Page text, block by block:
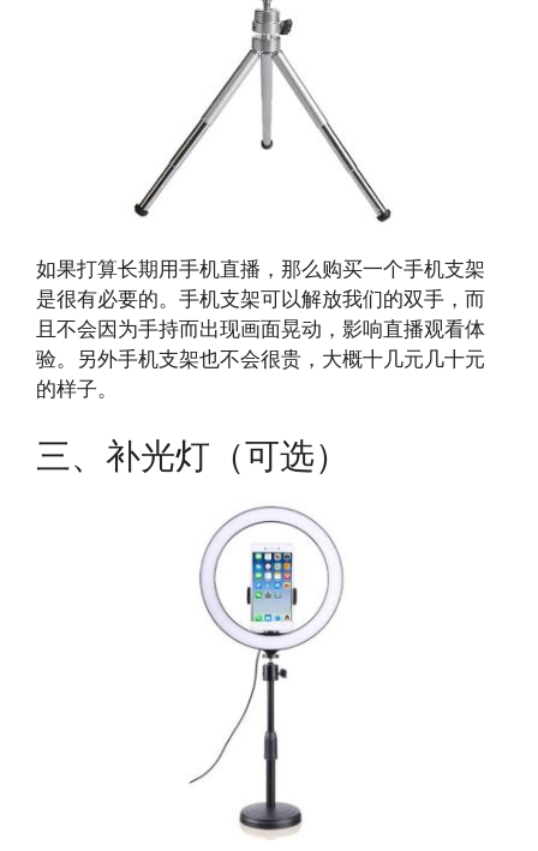
如果打算长期用手机直播，那么购买一个手机支架
是很有必要的。手机支架可以解放我们的双手，而
且不会因为手持而出现画面晃动，影响直播观看体
验。另外手机支架也不会很贵，大概十几元几十元
的样子。
三、补光灯（可选）